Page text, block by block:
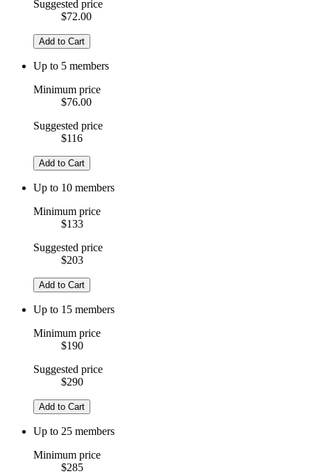
Suggested price
$72.00
Add to Cart
Up to 5 members
Minimum price
$76.00
Suggested price
$116
Add to Cart
Up to 10 members
Minimum price
$133
Suggested price
$203
Add to Cart
Up to 15 members
Minimum price
$190
Suggested price
$290
Add to Cart
Up to 25 members
Minimum price
$285